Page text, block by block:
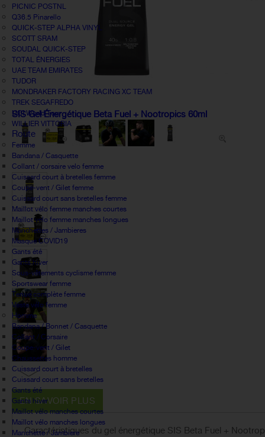
PICNIC POSTNL
Q36.5 Pinarello
QUICK-STEP ALPHA VINYL
SCOTT SRAM
SOUDAL QUICK-STEP
TOTAL ÉNERGIES
UAE TEAM EMIRATES
TUDOR
MONDRAKER FACTORY RACING XC TEAM
TREK SEGAFREDO
UCI World Tour
WILLIER VITTORIA
Route
Femme
Bandana / Casquette
Collant / corsaire velo femme
Cuissard court à bretelles femme
Coupe-vent / Gilet femme
Cuissard court sans bretelles femme
Maillot vélo femme manches courtes
Maillot velo femme manches longues
Manchettes / Jambieres
Masque COVID19
Gants été
Gants hiver
Sous-vêtements cyclisme femme
Sportswear femme
Tenue complète femme
Veste vélo femme
Homme
Bandana / Bonnet / Casquette
Collant / Corsaire
Coupe-vent / Gilet
Chaussettes homme
Cuissard court à bretelles
Cuissard court sans bretelles
Gants été
Gants hiver
Maillot vélo manches courtes
Maillot vélo manches longues
Manchette / Jambiere
SIS Gel Énergétique Beta Fuel + Nootropics 60ml
EN SAVOIR PLUS
Caractéristiques du gel énergétique SIS Beta Fuel +